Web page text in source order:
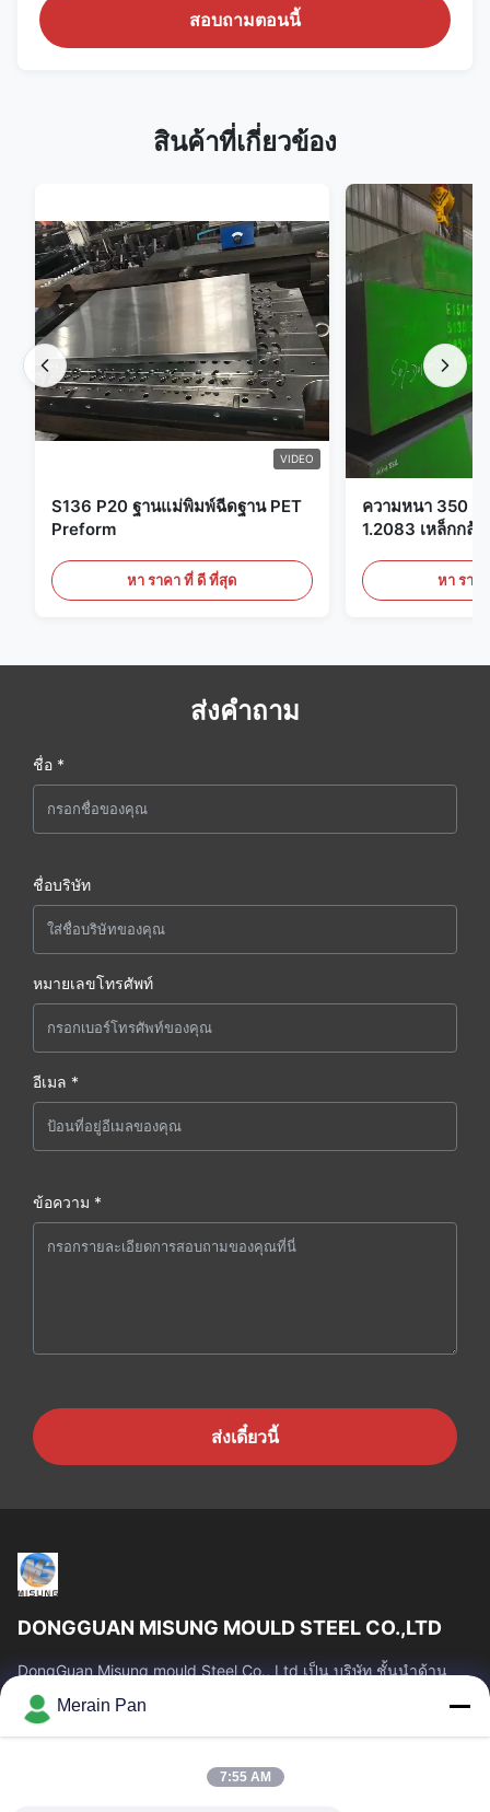
สอบถามตอนนี้
สินค้าที่เกี่ยวข้อง
VIDEO
S136 P20 ฐานแม่พิมพ์ฉีดฐาน PET
Preform
หา ราคา ที่ ดี ที่สุด
ความหนา 350 ม
1.2083 เหล็กกล้
หา ราค
ส่งคำถาม
ชื่อ *
ชื่อบริษัท
หมายเลขโทรศัพท์
อีเมล *
ข้อความ *
ส่งเดี๋ยวนี้
DONGGUAN MISUNG MOULD STEEL CO.,LTD
DongGuan Misung mould Steel Co., Ltd เป็น บริษัท ชั้นนำด้าน
การจัดหาเหล็กหล่อพลาสติก, เหล็กงานร้อน, เหล็กงานเย็น, เหล็ก
โครงสร้างโลหะผสม
ลิงก์ด่วน
สินค้า
Merain Pan
7:55 AM